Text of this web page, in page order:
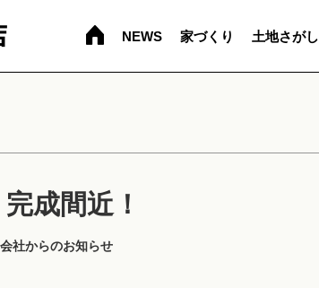
NEWS 家づくり 土地さがし
成間近！
からのお知らせ